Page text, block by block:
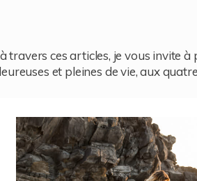
ces articles, je vous invite
et pleines de vie, aux